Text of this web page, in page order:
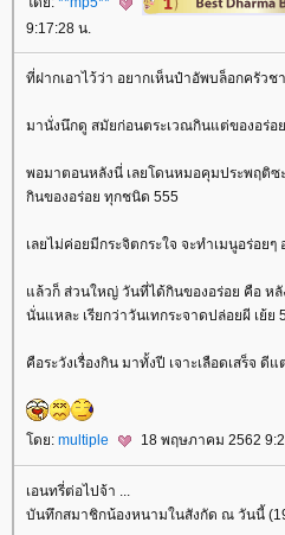
9:17:28 น.
ที่ฝากเอาไว้ว่า อยากเห็นป๋าอัพบล็อกครัวช
มานั่งนึกดู สมัยก่อนตระเวณกินแต่ของอร่อ
พอมาตอนหลังนี่ เลยโดนหมอคุมประพฤติ
กินของอร่อย ทุกชนิด 555
เลยไม่ค่อยมีกระจิตกระใจ จะทำเมนูอร่อยๆ
ล้วก็ ส่วนใหญ่ วันที่ได้กินของอร่อย คือ หลั
นั่นแหละ เรียกว่าวันเทกระจาดปล่อยผี เย้ย
คือระวังเรื่องกิน มาทั้งปี เจาะเลือดเสร็จ ดี
ดย: multiple 18 พฤษภาคม 2562
เอนทรี่ต่อไปจ้า ...
บันทึกสมาชิกน้องหนามในสังกัด ณ วันนี้